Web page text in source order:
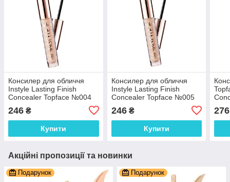
Консилер для обличчя
Instyle Lasting Finish
Concealer Topface №004
246 ₴
Купити
Консилер для обличчя
Instyle Lasting Finish
Concealer Topface №005
246₴
Купити
276
Акційні пропозиції та новинки
Подарунок Подарунок